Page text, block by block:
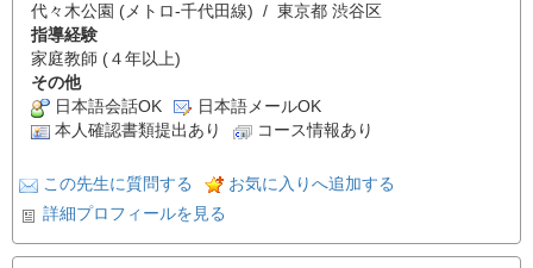
代々木公園 (メトロ-千代田線) / 東京都 渋谷区
指導経験
家庭教師 (４年以上)
その他
日本語会話OK
日本語メールOK
本人確認書類提出あり
コース情報あり
この先生に質問する
お気に入りへ追加する
詳細プロフィールを見る